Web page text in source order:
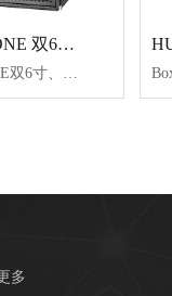
东微TENDZONE 双6寸、双8寸线阵列低频音箱 TZOL-AS-600、TZOL-AS-800
东微TENDZONE双6寸、双8寸线阵列低频音箱TZOL-AS-600、TZOL-AS-800恒定曲率DOSC线阵列系统，适合大型指挥中心、报告厅|、多功能厅、体育场馆大型剧院、大型流动演出。音色均衡、远程传播、穿透力强、面积广阔、叠加组合、安装方便。7倍安全系数的连接件设计--阵列模块全金属结构连接，最大可以连接12个全频音箱。
多